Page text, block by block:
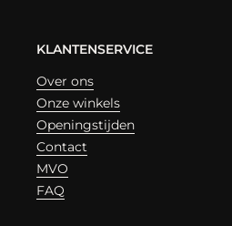
KLANTENSERVICE
Over ons
Onze winkels
Openingstijden
Contact
MVO
FAQ